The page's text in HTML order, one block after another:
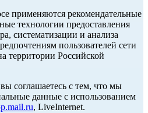
применяются рекомендательные
технологии предоставления
систематизации и анализа
пользователей сети
территории Российской
соглашаетесь с тем, что мы
данные с использованием
, LiveInternet.